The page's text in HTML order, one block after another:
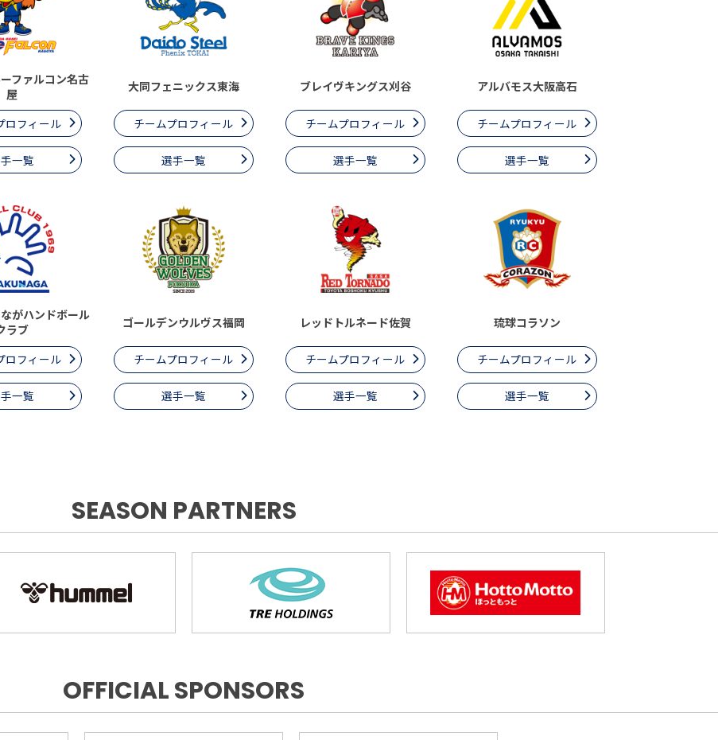
ファルコン名古
屋
ロフィール
一覧
大同フェニックス東海
チームプロフィール
選手一覧
ブレイヴキングス刈谷
チームプロフィール
選手一覧
アルバモス大阪高石
チームプロフィール
選手一覧
がハンドボール
ラブ
ロフィール
一覧
ゴールデンウルヴス福岡
チームプロフィール
選手一覧
レッドトルネード佐賀
チームプロフィール
選手一覧
琉球コラソン
チームプロフィール
選手一覧
SEASON PARTNERS
OFFICIAL SPONSORS